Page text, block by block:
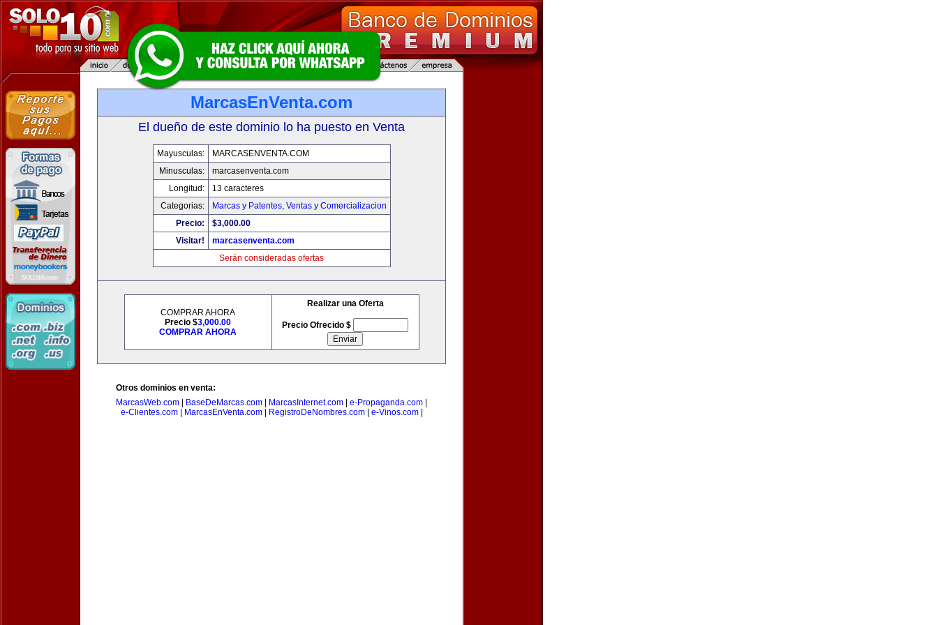
MarcasEnVenta.com
El dueño de este dominio lo ha puesto en Venta
Mayusculas:
MARCASENVENTA.COM
Minusculas:
marcasenventa.com
Longitud:
13 caracteres
Categorias:
Marcas y Patentes, Ventas y Comercializacion
Precio:
$3,000.00
Visitar!
marcasenventa.com
Serán consideradas ofertas
COMPRAR AHORA
Precio $3,000.00
COMPRAR AHORA
Realizar una Oferta
Precio Ofrecido $
Otros dominios en venta:
MarcasWeb.com
BaseDeMarcas.com MarcasInternet.com e-Propaganda.com
e-Clientes.com| MarcasEnVenta.com| RegistroDeNombres.com| e-Vinos.com|